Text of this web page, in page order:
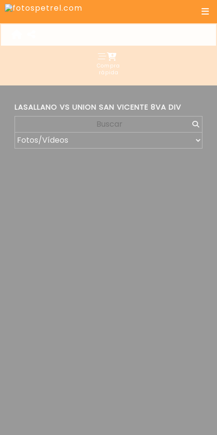
Compra
rápida
LASALLANO VS UNION SAN VICENTE 8VA DIV